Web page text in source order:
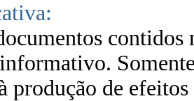
contidos
produção de